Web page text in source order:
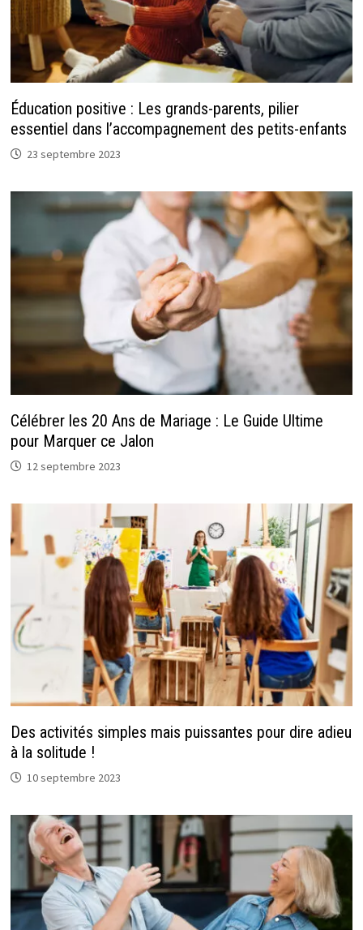
Éducation positive : Les grands-parents, pilier
essentiel dans l’accompagnement des petits-enfants
23 septembre 2023
Célébrer les 20 Ans de Mariage : Le Guide Ultime
pour Marquer ce Jalon
12 septembre 2023
Des activités simples mais puissantes pour dire adieu
à la solitude !
10 septembre 2023